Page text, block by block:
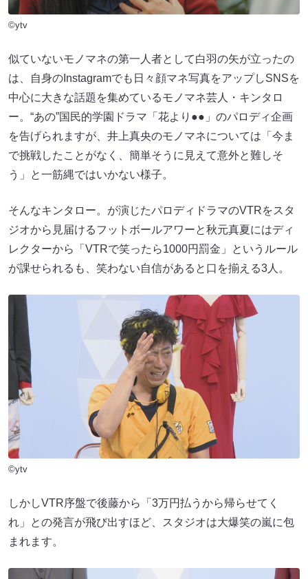
©ytv
似ていないモノマネの第一人者として白羽の矢が立ったの
は、自身のInstagramでも日々顔マネ写真をアップしSNSを
中心に大きな話題を集めているモノマネ芸人・キンタロ
ー。“あの”国民的学園ドラマ「花より●●」のパロディ企画
を告げられますが、井上真央のモノマネについては「今ま
で挑戦したことがなく、簡単そうに見えて意外と難しそ
う」と一筋縄ではいかない様子。
そんなキンタロー。が演じたパロディドラマのVTRをスタ
ジオから見届けるフットボールアワーと秋元真夏にはディ
レクターから「VTRで笑ったら1000円罰金」というルール
が課せられるも、笑わない自信があると口を揃える3人。
©ytv
しかしVTR序盤で後藤から「3万円払うから帰らせてく
れ」との発言が飛び出すほど、スタジオは大爆笑の嵐に包
まれます。